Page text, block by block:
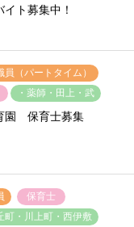
イト募集中！
員（パートタイム）
・薬師・田上・武
園 保育士募集
保育士
町・川上町・西伊敷